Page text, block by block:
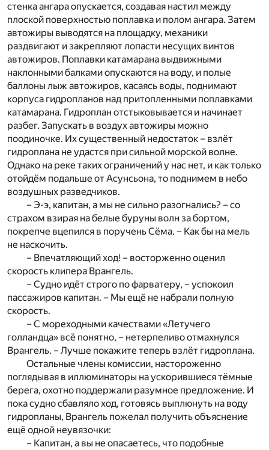
стенка ангара опускается, создавая настил между
плоской поверхностью поплавка и полом ангара. Затем
автожиры выводятся на площадку, механики
раздвигают и закрепляют лопасти несущих винтов
автожиров. Поплавки катамарана выдвижными
наклонными балками опускаются на воду, и полые
баллоны лыж автожиров, касаясь воды, поднимают
корпуса гидропланов над притопленными поплавками
катамарана. Гидроплан отстыковывается и начинает
разбег. Запускать в воздух автожиры можно
поодиночке. Их существенный недостаток – взлёт
гидроплана не удастся при сильной морской волне.
Однако на реке таких ограничений у нас нет, и как только
отойдём подальше от Асунсьона, то поднимем в небо
воздушных разведчиков.
– Э-э, капитан, а мы не сильно разогнались? – со
страхом взирая на белые буруны волн за бортом,
покрепче вцепился в поручень Сёма. – Как бы на мель
не наскочить.
– Впечатляющий ход! – восторженно оценил
скорость клипера Врангель.
– Судно идёт строго по фарватеру, – успокоил
пассажиров капитан. – Мы ещё не набрали полную
скорость.
– С мореходными качествами «Летучего
голландца» всё понятно, – нетерпеливо отмахнулся
Врангель. – Лучше покажите теперь взлёт гидроплана.
Остальные члены комиссии, настороженно
поглядывая в иллюминаторы на ускорившиеся тёмные
берега, охотно поддержали разумное предложение. И
пока судно сбавляло ход, готовясь выплюнуть на воду
гидропланы, Врангель пожелал получить объяснение
ещё одной неувязочки:
– Капитан, а вы не опасаетесь, что подобные